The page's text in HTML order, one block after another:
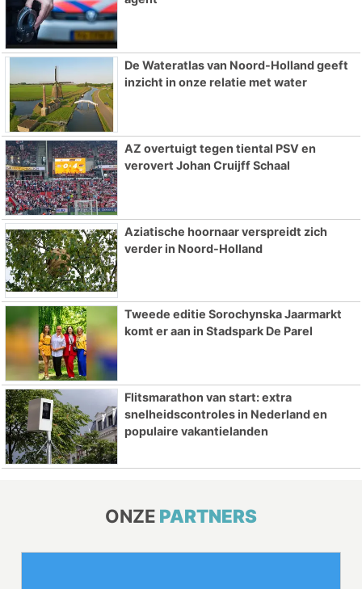
De Wateratlas van Noord-Holland geeft
inzicht in onze relatie met water
AZ overtuigt tegen tiental PSV en
verovert Johan Cruijff Schaal
Aziatische hoornaar verspreidt zich
verder in Noord-Holland
Tweede editie Sorochynska Jaarmarkt
komt er aan in Stadspark De Parel
Flitsmarathon van start: extra
snelheidscontroles in Nederland en
populaire vakantielanden
ONZE PARTNERS